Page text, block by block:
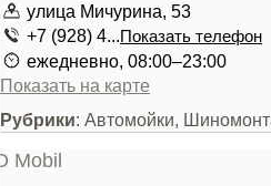
улица Мичурина, 53
+7 (928) 4...Показать телефон
ежедневно, 08:00–23:00
Показать на карте
Рубрики: Автомойки,